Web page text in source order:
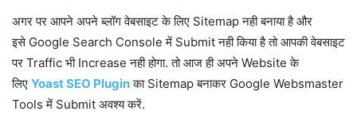
अगर पर आपने अपने ब्लॉग वेबसाइट के लिए Sitemap नही बनाया है और
इसे Google Search Console में Submit नही किया है तो आपकी वेबसाइट
पर Traffic भी Increase नही होगा. तो आज ही अपने Website के
लिए Yoast SEO Pluginका Sitemap बनाकर Google Websmaster
Tools में Submit अवश्य करें.